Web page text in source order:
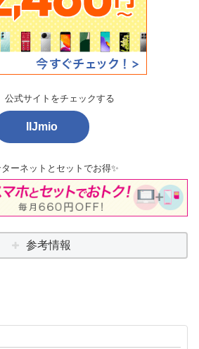
公式サイトをチェックする
IIJmio
ーネットとセットでお得✨
参考情報